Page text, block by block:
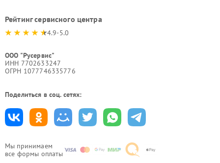
Мы принимаем
все формы оплаты
Рейтинг сервисного центра
4.9-5.0
ООО "Русервис"
ИНН 7702633247
ОГРН 1077746335776
Поделиться в соц. сетях: